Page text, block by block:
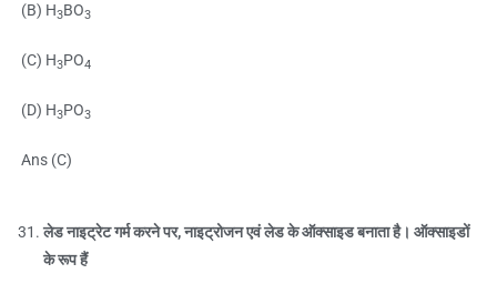
(B) H3BO3
(C) H3PO4
(D) H3PO3
Ans (C)
लेड नाइट्रेट गर्म करने पर, नाइट्रोजन एवं लेड के ऑक्साइड बनाता है। ऑक्साइडों
के रूप हैं